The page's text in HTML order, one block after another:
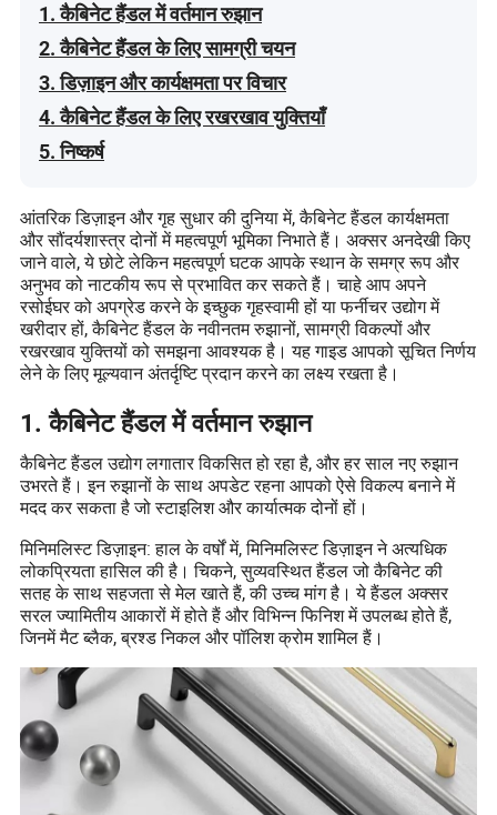
1. कैबिनेट हैंडल में वर्तमान रुझान
2. कैबिनेट हैंडल के लिए सामग्री चयन
3. डिज़ाइन और कार्यक्षमता पर विचार
4. कैबिनेट हैंडल के लिए रखरखाव युक्तियाँ
5. निष्कर्ष
आंतरिक डिज़ाइन और गृह सुधार की दुनिया में, कैबिनेट हैंडल कार्यक्षमता
और सौंदर्यशास्त्र दोनों में महत्वपूर्ण भूमिका निभाते हैं। अक्सर अनदेखी किए
जाने वाले, ये छोटे लेकिन महत्वपूर्ण घटक आपके स्थान के समग्र रूप और
अनुभव को नाटकीय रूप से प्रभावित कर सकते हैं। चाहे आप अपने
रसोईघर को अपग्रेड करने के इच्छुक गृहस्वामी हों या फर्नीचर उद्योग में
खरीदार हों, कैबिनेट हैंडल के नवीनतम रुझानों, सामग्री विकल्पों और
रखरखाव युक्तियों को समझना आवश्यक है। यह गाइड आपको सूचित निर्णय
लेने के लिए मूल्यवान अंतर्दृष्टि प्रदान करने का लक्ष्य रखता है।
1. कैबिनेट हैंडल में वर्तमान रुझान
कैबिनेट हैंडल उद्योग लगातार विकसित हो रहा है, और हर साल नए रुझान
उभरते हैं। इन रुझानों के साथ अपडेट रहना आपको ऐसे विकल्प बनाने में
मदद कर सकता है जो स्टाइलिश और कार्यात्मक दोनों हों।
मिनिमलिस्ट डिज़ाइन: हाल के वर्षों में, मिनिमलिस्ट डिज़ाइन ने अत्यधिक
लोकप्रियता हासिल की है। चिकने, सुव्यवस्थित हैंडल जो कैबिनेट की
सतह के साथ सहजता से मेल खाते हैं, की उच्च मांग है। ये हैंडल अक्सर
सरल ज्यामितीय आकारों में होते हैं और विभिन्न फिनिश में उपलब्ध होते हैं,
जिनमें मैट ब्लैक, ब्रश्ड निकल और पॉलिश क्रोम शामिल हैं।